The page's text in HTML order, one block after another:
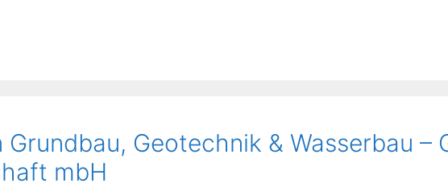
Geotechnik & Wasserbau –
mbH